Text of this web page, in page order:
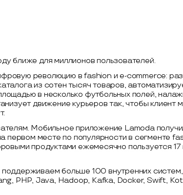
ближе для миллионов пользователей.
революцию в fashion и e-commerce:
из сотен тысяч товаров,
в несколько футбольных полей,
движение курьеров так, чтобы клиент
Мобильное приложение Lamoda
первом месте по популярности в сегменте
продуктами ежемесячно пользуется 17
больше 100 внутренних
PHP, Java, Hadoop, Kafka, Docker, Swift,